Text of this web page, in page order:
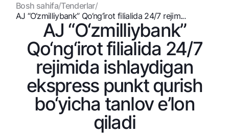
Shaxsiy kabinet
Jismoniy shaxslarga
Kreditlar
Ipoteka
Avtokredit
Mikroqarz
Ta’lim krеditi
Overdraft
Omonatlar
Hamma uchun
Jozibali
Vozmojno vse
Talab qilib olinguncha
Kartalar
Bepul
Premial
Pul oʻtkazmalari
Ovozni yoqishShaxsiy kabinet
Bosh sahifa/Tenderlar/
AJ “O‘zmilliybank” Qo‘ng‘irot filialida 24/7 rеjim...
AJ “O‘zmilliybank”
Qo‘ng‘irot filialida 24/7
rеjimida ishlaydigan
eksprеss punkt qurish
bo‘yicha tanlov e’lon
qiladi